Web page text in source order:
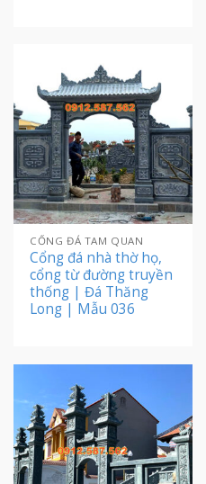
CỔNG ĐÁ TAM QUAN
Cổng đá nhà thờ họ,
cổng từ đường truyền
thống | Đá Thăng
Long | Mẫu 036